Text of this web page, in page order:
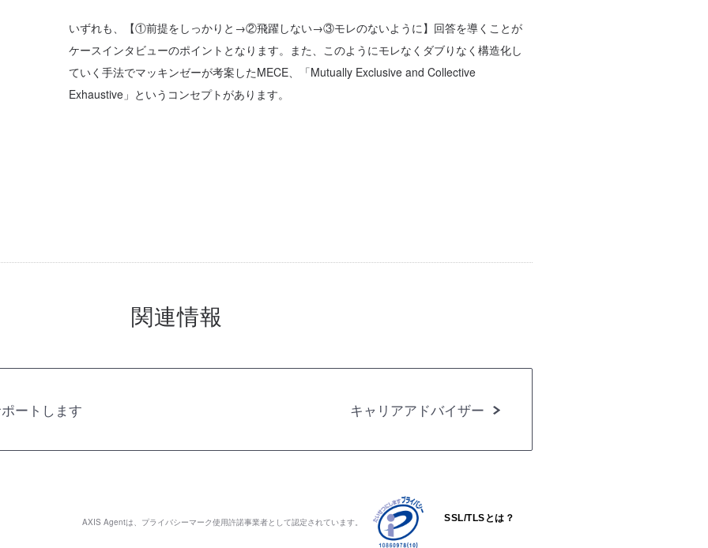
いずれも、【①前提をしっかりと→②飛躍しない→③モレのないように】回答を導くことが
ケースインタビューのポイントとなります。また、このようにモレなくダブりなく構造化し
ていく手法でマッキンゼーが考案したMECE、「Mutually Exclusive and Collective
Exhaustive」というコンセプトがあります。
関連情報
ートします キャリアアドバイザー
AXIS Agentは、 プライバシーマーク使用許諾事業者として認定されています。 SSL/TLSとは？